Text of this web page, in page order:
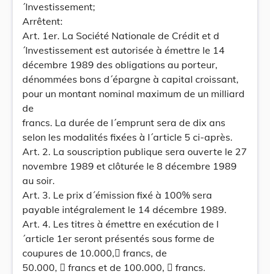
´Investissement;
Arrêtent:
Art. 1er. La Société Nationale de Crédit et d
´Investissement est autorisée à émettre le 14
décembre 1989 des obligations au porteur,
dénommées bons d´épargne à capital croissant,
pour un montant nominal maximum de un milliard
de
francs. La durée de l´emprunt sera de dix ans
selon les modalités fixées à l´article 5 ci-après.
Art. 2. La souscription publique sera ouverte le 27
novembre 1989 et clôturée le 8 décembre 1989
au soir.
Art. 3. Le prix d´émission fixé à 100% sera
payable intégralement le 14 décembre 1989.
Art. 4. Les titres à émettre en exécution de l
´article 1er seront présentés sous forme de
coupures de 10.000, francs, de
50.000,  francs et de 100.000,  francs.